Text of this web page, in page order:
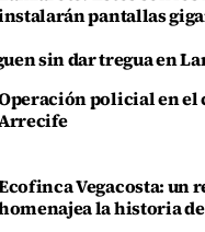
pantallas
sin dar tregua en
policial en el
Vegacosta: un
la historia